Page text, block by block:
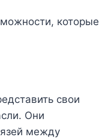
которые
свои
Они
между